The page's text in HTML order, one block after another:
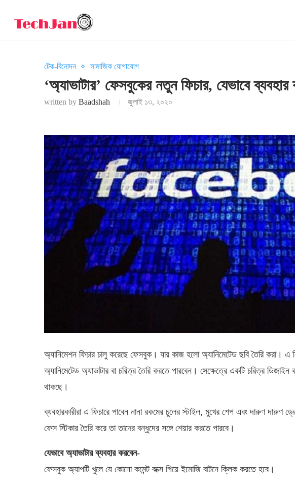
টেক-বিনোদন সামাজিক যোগাযোগ
‘অ্যাভাটার’ ফেসবুকের নতুন ফিচার, যেভাবে ব্যবহার
written by Baadshah জুলাই ১৩, ২০২০
অ্যানিমেশন ফিচার চালু করেছে ফেসবুক। যার কাজ হলো অ্যানিমেটেড ছবি তৈরি করা। এ
অ্যানিমেটেড অ্যাভাটার বা চরিত্র তৈরি করতে পারবেন। সেক্ষেত্রে একটি চরিত্র
থাকছে।
ব্যবহারকারীরা এ ফিচারে পাবেন নানা রকমের চুলের স্টাইল, মুখের শেপ এবং দারুণ দারুণ
ফেস স্টিকার তৈরি করে তা তাদের বন্ধুদের সঙ্গে শেয়ার করতে পারবে।
যেভাবে অ্যাভাটার ব্যবহার করবেন-
ফেসবুক অ্যাপটি খুলে যে কোনো কমেন্ট বক্সে গিয়ে ইমোজি বাটনে ক্লিক করতে হবে।